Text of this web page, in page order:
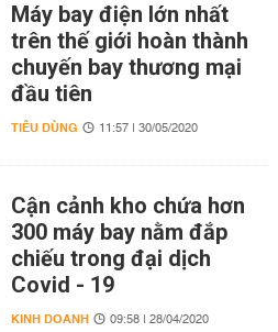
Máy bay điện lớn nhất
trên thế giới hoàn thành
chuyến bay thương mại
đầu tiên
TIÊU DÙNG 11:57 | 30/05/2020
Cận cảnh kho chứa hơn
300 máy bay nằm đắp
chiếu trong đại dịch
Covid - 19
KINH DOANH 09:58 | 28/04/2020